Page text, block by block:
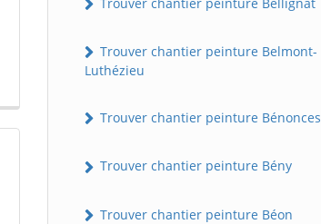
Trouver chantier peinture Belmont-
Luthézieu
Trouver chantier peinture Bénonces
Trouver chantier peinture Bény
Trouver chantier peinture Béon